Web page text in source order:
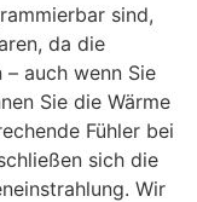
sind,
da die
auch wenn Sie
Sie die Wärme
Fühler bei
sich die
Wir